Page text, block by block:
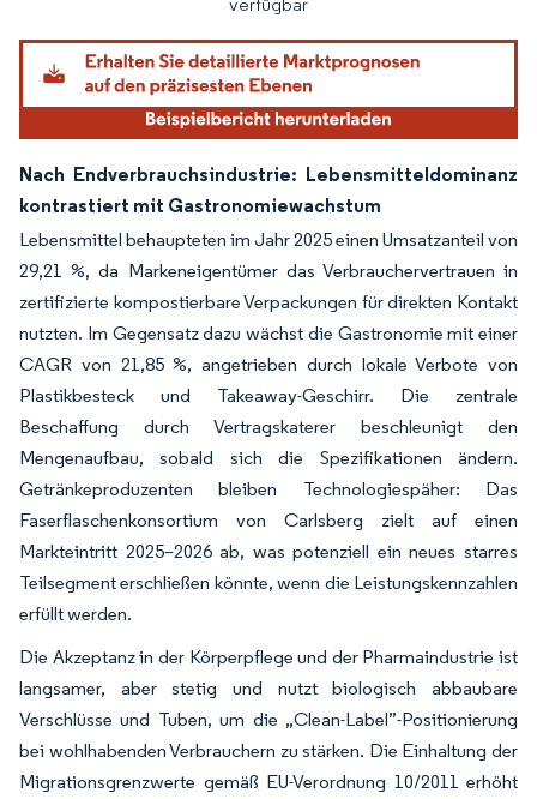
Nach Endverbrauchsindustrie: Lebensmitteldominanz
kontrastiert mit Gastronomiewachstum
Lebensmittel behaupteten im Jahr 2025 einen Umsatzanteil von
29,21 %, da Markeneigentümer das Verbrauchervertrauen in
zertifizierte kompostierbare Verpackungen für direkten Kontakt
nutzten. Im Gegensatz dazu wächst die Gastronomie mit einer
CAGR von 21,85 %, angetrieben durch lokale Verbote von
Plastikbesteck und Takeaway-Geschirr. Die zentrale
Beschaffung durch Vertragskaterer beschleunigt den
Mengenaufbau, sobald sich die Spezifikationen ändern.
Getränkeproduzenten bleiben Technologiespäher: Das
Faserflaschenkonsortium von Carlsberg zielt auf einen
Markteintritt 2025–2026 ab, was potenziell ein neues starres
Teilsegment erschließen könnte, wenn die Leistungskennzahlen
erfüllt werden.
Die Akzeptanz in der Körperpflege und der Pharmaindustrie ist
langsamer, aber stetig und nutzt biologisch abbaubare
Verschlüsse und Tuben, um die „Clean-Label”-Positionierung
bei wohlhabenden Verbrauchern zu stärken. Die Einhaltung der
Migrationsgrenzwerte gemäß EU-Verordnung 10/2011 erhöht